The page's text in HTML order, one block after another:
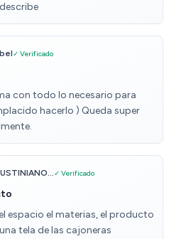
✓ Verificado
con todo lo necesario para
hacerlo ) Queda super
✓ Verificado
espacio el materias, el producto
tela de las cajoneras